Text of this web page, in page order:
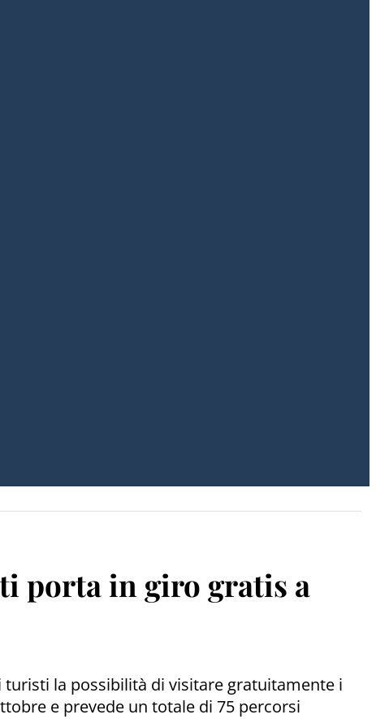
porta in giro gratis a
turisti la possibilità di visitare gratuitamente i
e prevede un totale di 75 percorsi